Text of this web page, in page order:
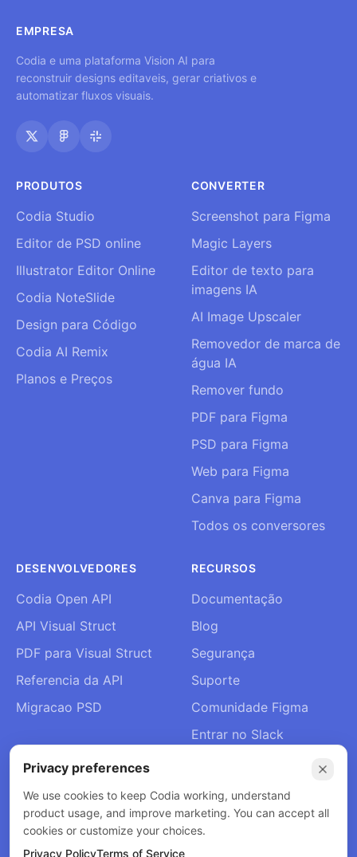
EMPRESA
Codia e uma plataforma Vision AI para
reconstruir designs editaveis, gerar criativos e
automatizar fluxos visuais.
PRODUTOS
Codia Studio
Editor de PSD online
Illustrator Editor Online
Codia NoteSlide
Design para Código
Codia AI Remix
Planos e Preços
CONVERTER
Screenshot para Figma
Magic Layers
Editor de texto para
imagens IA
AI Image Upscaler
Removedor de marca de
água IA
Remover fundo
PDF para Figma
PSD para Figma
Web para Figma
Canva para Figma
Todos os conversores
DESENVOLVEDORES
Codia Open API
API Visual Struct
PDF para Visual Struct
Referencia da API
Migracao PSD
RECURSOS
Documentação
Blog
Segurança
Suporte
Comunidade Figma
Entrar no Slack
Contacto
Privacy preferences
We use cookies to keep Codia working, understand
product usage, and improve marketing. You can accept all
cookies or customize your choices.
Privacy PolicyTerms of Service